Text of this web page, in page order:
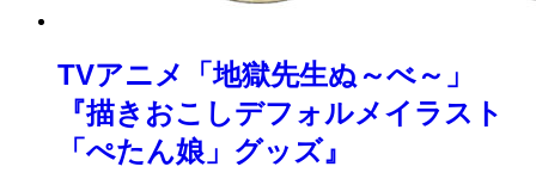
TVアニメ「地獄先生ぬ～べ～」
『描きおこしデフォルメイラスト
「ぺたん娘」グッズ』